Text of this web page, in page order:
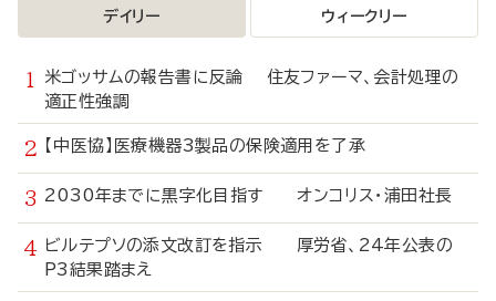
デイリー ウィークリー
米ゴッサムの報告書に反論 住友ファーマ、会計処理の
適正性強調
【中医協】医療機器3製品の保険適用を了承
2030年までに黒字化目指す オンコリス・浦田社長
ビルテプソの添文改訂を指示 厚労省、24年公表の
P3結果踏まえ